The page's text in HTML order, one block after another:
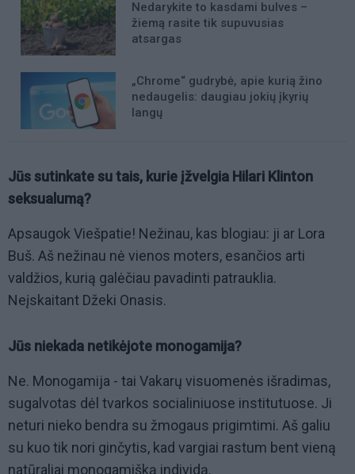
Nedarykite to kasdami bulves –
žiemą rasite tik supuvusias
atsargas
„Chrome“ gudrybė, apie kurią žino
nedaugelis: daugiau jokių įkyrių
langų
Jūs sutinkate su tais, kurie įžvelgia Hilari Klinton
seksualumą?
Apsaugok Viešpatie! Nežinau, kas blogiau: ji ar Lora
Buš. Aš nežinau nė vienos moters, esančios arti
valdžios, kurią galėčiau pavadinti patrauklia.
Neįskaitant Džeki Onasis.
Jūs niekada netikėjote monogamija?
Ne. Monogamija - tai Vakarų visuomenės išradimas,
sugalvotas dėl tvarkos socialiniuose institutuose. Ji
neturi nieko bendra su žmogaus prigimtimi. Aš galiu
su kuo tik nori ginčytis, kad vargiai rastum bent vieną
natūraliai monogamišką individą.